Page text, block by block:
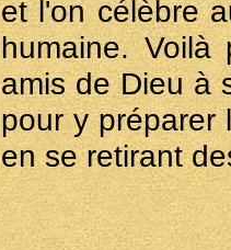
et l'on célèbre
humaine.
amis de Dieu à
pour y préparer
en se retirant